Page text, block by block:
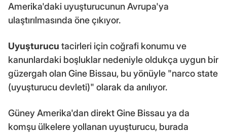
Amerika'daki uyuşturucunun Avrupa'ya
ulaştırılmasında öne çıkıyor.
Uyuşturucu tacirleri için coğrafi konumu ve
kanunlardaki boşluklar nedeniyle oldukça uygun bir
güzergah olan Gine Bissau, bu yönüyle "narco state
(uyuşturucu devleti)" olarak da anılıyor.
Güney Amerika'dan direkt Gine Bissau ya da
komşu ülkelere yollanan uyuşturucu, burada